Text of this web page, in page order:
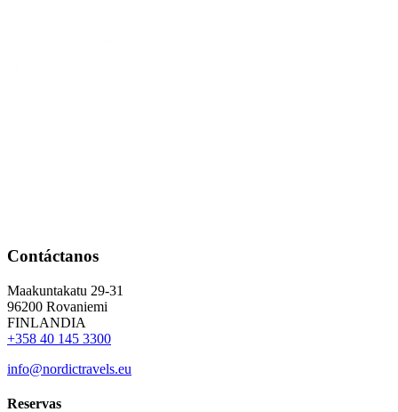
Contáctanos
Maakuntakatu 29-31
96200 Rovaniemi
FINLANDIA
+358 40 145 3300
info@nordictravels.eu
Reservas